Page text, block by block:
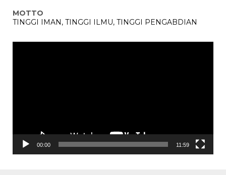
MOTTO
TINGGI IMAN, TINGGI ILMU, TINGGI PENGABDIAN
00:00 11:59